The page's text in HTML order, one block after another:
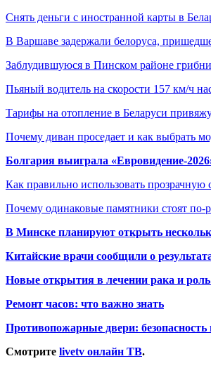
Снять деньги с иностранной карты в
В Варшаве задержали белоруса,
Заблудившуюся в Пинском районе
Пьяный водитель на скорости 157 км/ч
Тарифы на отопление в Беларуси
Почему диван проседает и как выбрать
Болгария выиграла «Евровидение-
Как правильно использовать прозрачную
Почему одинаковые памятники стоят по-
В Минске планируют открыть
Китайские врачи сообщили о
Новые открытия в лечении рака и
Ремонт часов: что важно знать
Противопожарные двери: безопасность
Смотрите livetv онлайн ТВ.